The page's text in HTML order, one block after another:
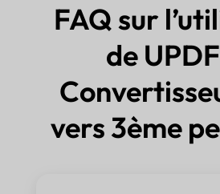
FAQ sur
de
vers 3ème